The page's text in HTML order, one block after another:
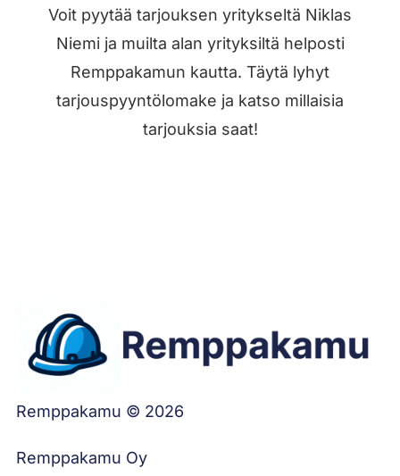
Voit pyytää tarjouksen yritykseltä Niklas
Niemi ja muilta alan yrityksiltä helposti
Remppakamun kautta. Täytä lyhyt
tarjouspyyntölomake ja katso millaisia
tarjouksia saat!
Remppakamu © 2026
Remppakamu Oy